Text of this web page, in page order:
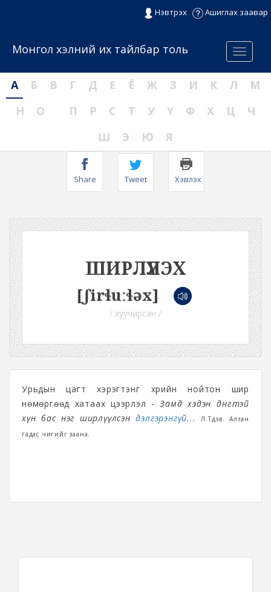
Нэвтрэх Ашиглах заавар
Menu
Монгол хэлний их тайлбар толь
А Б В Г Д Е Ё Ж З И К Л
М
Н
О П Р С Т У Ү Ф Х Ц
Ч
Ш
Э Ю Я
Share Tweet Хэвлэх
ШИРЛҮҮЛЭХ
[ʃirɬuːɬəx]
/ хуучирсан /
Урьдын цагт хэрэгтэнг үхрийн нойтон шир
нөмөргөөд хатаах цээрлэл -Замд хэдэн дөнгөтэй
хүн бас нэг ширлүүлсэндэлгэрэнгүй...
Л.Түдэв. Алтан
гадас чигийг заана.